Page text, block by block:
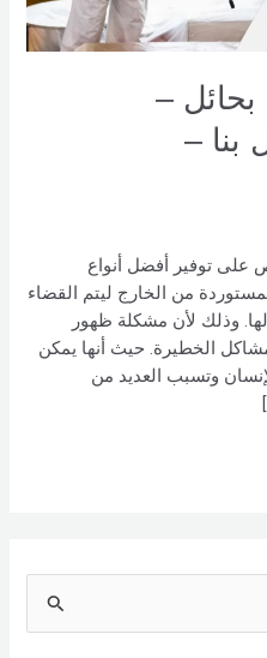
–
اتصل بنا –
توفير أفضل أنواع
من الخارج ليتم القضاء
وذلك لأن مشكلة ظهور
الخطيرة. حيث أنها يمكن
وتسبب العديد من